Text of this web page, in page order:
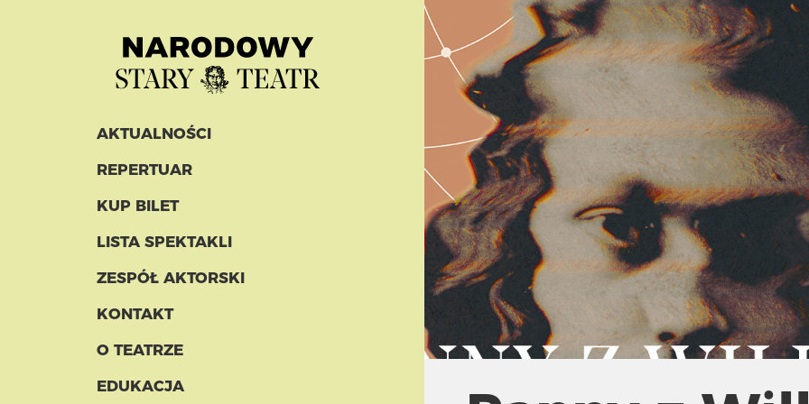
AKTUALNOŚCI
REPERTUAR
KUP BILET
LISTA SPEKTAKLI
ZESPÓŁ AKTORSKI
KONTAKT
O TEATRZE
EDUKACJA